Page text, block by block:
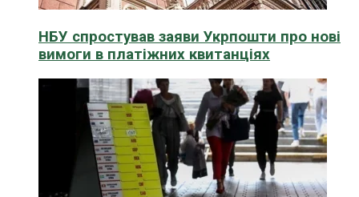
НБУ спростував заяви Укрпошти про нові
вимоги в платіжних квитанціях